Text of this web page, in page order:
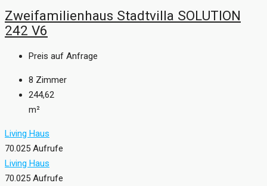
Zweifamilienhaus Stadtvilla SOLUTION
242 V6
Preis auf Anfrage
8 Zimmer
244,62
m²
Living Haus
70.025 Aufrufe
Living Haus
70.025 Aufrufe